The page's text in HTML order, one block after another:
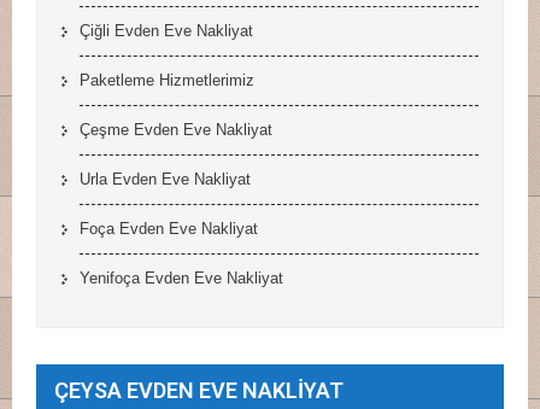
Çiğli Evden Eve Nakliyat
Paketleme Hizmetlerimiz
Çeşme Evden Eve Nakliyat
Urla Evden Eve Nakliyat
Foça Evden Eve Nakliyat
Yenifoça Evden Eve Nakliyat
ÇEYSA EVDEN EVE NAKLİYAT